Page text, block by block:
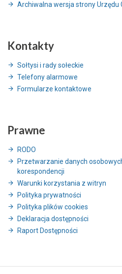
Archiwalna wersja strony Urzędu
Kontakty
Sołtysi i rady sołeckie
Telefony alarmowe
Formularze kontaktowe
Prawne
RODO
Przetwarzanie danych
korespondencji
Warunki korzystania z witryn
Polityka prywatności
Polityka plików cookies
Deklaracja dostępności
Raport Dostępności